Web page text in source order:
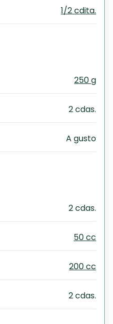
1/2 cdita.
250 g
2 cdas.
A gusto
2 cdas.
50 cc
200 cc
2 cdas.